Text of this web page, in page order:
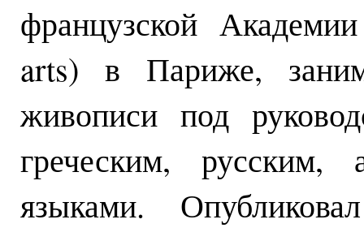
французской
arts) в Париже,
живописи под
греческим, русским,
языками.